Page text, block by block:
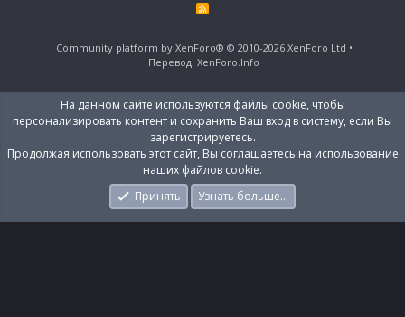
R
Community platform by XenForo® © 2010-2026 XenForo Ltd
Перевод: XenForo.Info
На данном сайте используются файлы cookie, чтобы
персонализировать контент и сохранить Ваш вход в систему, если Вы
зарегистрируетесь.
Продолжая использовать этот сайт, Вы соглашаетесь на использование
наших файлов cookie.
Принять
Узнать больше…